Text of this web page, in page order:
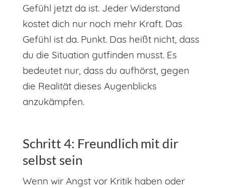
Gefühl jetzt da ist. Jeder Widerstand
kostet dich nur noch mehr Kraft. Das
Gefühl ist da. Punkt. Das heißt nicht, dass
du die Situation gutfinden musst. Es
bedeutet nur, dass du aufhörst, gegen
die Realität dieses Augenblicks
anzukämpfen.
Schritt 4: Freundlich mit dir
selbst sein
Wenn wir Angst vor Kritik haben oder